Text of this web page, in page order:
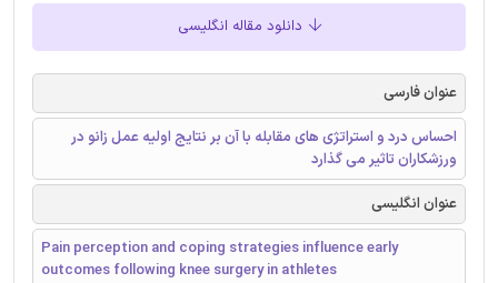
دانلود مقاله انگلیسی
عنوان فارسی
احساس درد و استراتژی های مقابله با آن بر نتایج اولیه عمل زانو در
ورزشکاران تاثیر می گذارد
عنوان انگلیسی
Pain perception and coping strategies influence early
outcomes following knee surgery in athletes